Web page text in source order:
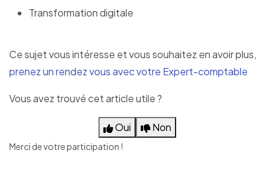
Transformation digitale
Ce sujet vous intéresse et vous souhaitez en avoir plus,
prenez un rendez vous avec votre Expert-comptable
Vous avez trouvé cet article utile ?
Oui Non
Merci de votre participation !